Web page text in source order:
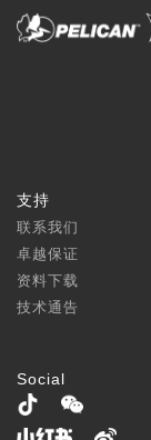
支持
联系我们
卓越保证
资料下载
技术通告
Social